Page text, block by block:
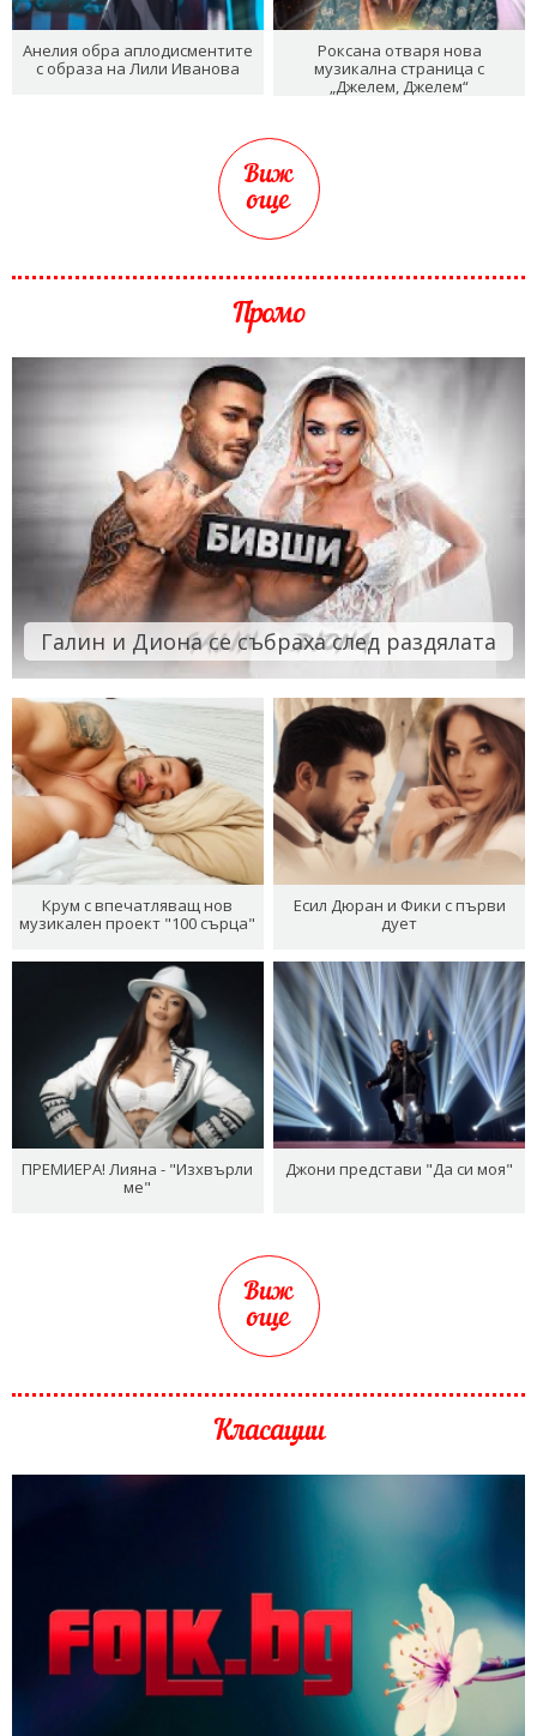
Анелия обра аплодисментите
с образа на Лили Иванова
Роксана отваря нова
музикална страница с
„Джелем, Джелем“
Виж
още
Промо
Галин и Диона се събраха след раздялата
Крум с впечатляващ нов
музикален проект "100 сърца"
Есил Дюран и Фики с първи
дует
ПРЕМИЕРА! Лияна - "Изхвърли
ме"
Джони представи "Да си моя"
Виж
още
Класации